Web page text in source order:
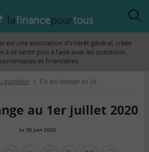
est une association d’intérêt général, créée
à se sentir plus à l’aise avec les questions
et financières.
quotidien > Ce qui change au 1er juillet 2020
au 1er juillet 2020
Le 30 juin 2020